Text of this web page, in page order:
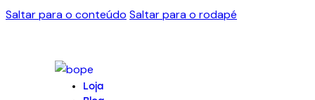
Saltar para o conteúdo Saltar para o rodapé
Loja